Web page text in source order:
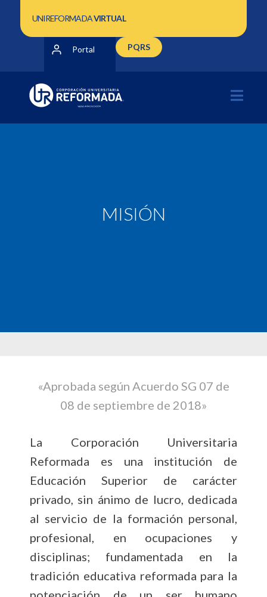
UNIREFORMADAVIRTUAL
Portal PQRS
MISIÓN
«Aprobada según Acuerdo SG 07 de
08 de septiembre de 2018»
La Corporación Universitaria
Reformada es una institución de
Educación Superior de carácter
privado, sin ánimo de lucro, dedicada
al servicio de la formación personal,
profesional, en ocupaciones y
disciplinas; fundamentada en la
tradición educativa reformada para la